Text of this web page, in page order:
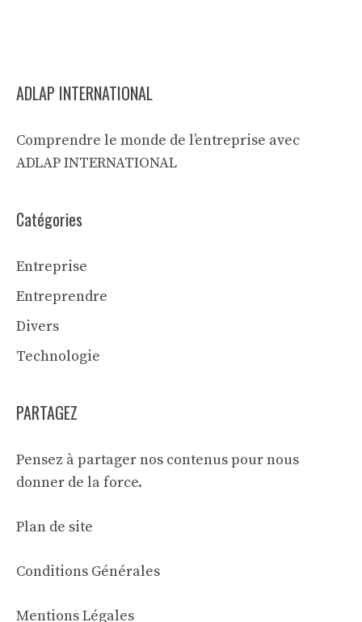
ADLAP INTERNATIONAL
Comprendre le monde de l’entreprise avec
ADLAP INTERNATIONAL
Catégories
Entreprise
Entreprendre
Divers
Technologie
PARTAGEZ
Pensez à partager nos contenus pour nous
donner de la force.
Plan de site
Conditions Générales
Mentions Légales